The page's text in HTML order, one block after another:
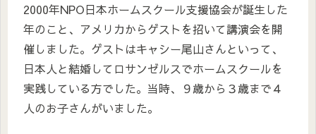
2000年NPO日本ホームスクール支援協会が誕生した
年のこと、アメリカからゲストを招いて講演会を開
催しました。ゲストはキャシー尾山さんといって、
日本人と結婚してロサンゼルスでホームスクールを
実践している方でした。当時、９歳から３歳まで４
人のお子さんがいました。